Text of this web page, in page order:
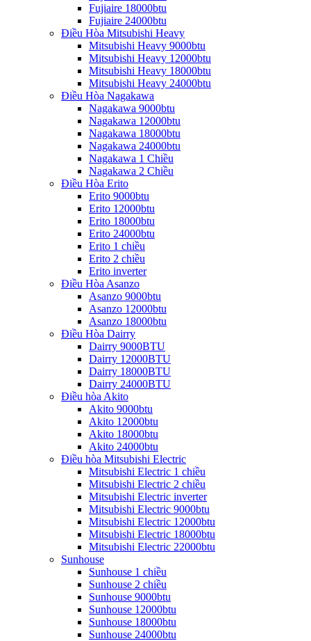
Fujiaire 18000btu
Fujiaire 24000btu
Điều Hòa Mitsubishi Heavy
Mitsubishi Heavy 9000btu
Mitsubishi Heavy 12000btu
Mitsubishi Heavy 18000btu
Mitsubishi Heavy 24000btu
Điều Hòa Nagakawa
Nagakawa 9000btu
Nagakawa 12000btu
Nagakawa 18000btu
Nagakawa 24000btu
Nagakawa 1 Chiều
Nagakawa 2 Chiều
Điều Hòa Erito
Erito 9000btu
Erito 12000btu
Erito 18000btu
Erito 24000btu
Erito 1 chiều
Erito 2 chiều
Erito inverter
Điều Hòa Asanzo
Asanzo 9000btu
Asanzo 12000btu
Asanzo 18000btu
Điều Hòa Dairry
Dairry 9000BTU
Dairry 12000BTU
Dairry 18000BTU
Dairry 24000BTU
Điều hòa Akito
Akito 9000btu
Akito 12000btu
Akito 18000btu
Akito 24000btu
Điều hòa Mitsubishi Electric
Mitsubishi Electric 1 chiều
Mitsubishi Electric 2 chiều
Mitsubishi Electric inverter
Mitsubishi Electric 9000btu
Mitsubishi Electric 12000btu
Mitsubishi Electric 18000btu
Mitsubishi Electric 22000btu
Sunhouse
Sunhouse 1 chiều
Sunhouse 2 chiều
Sunhouse 9000btu
Sunhouse 12000btu
Sunhouse 18000btu
Sunhouse 24000btu